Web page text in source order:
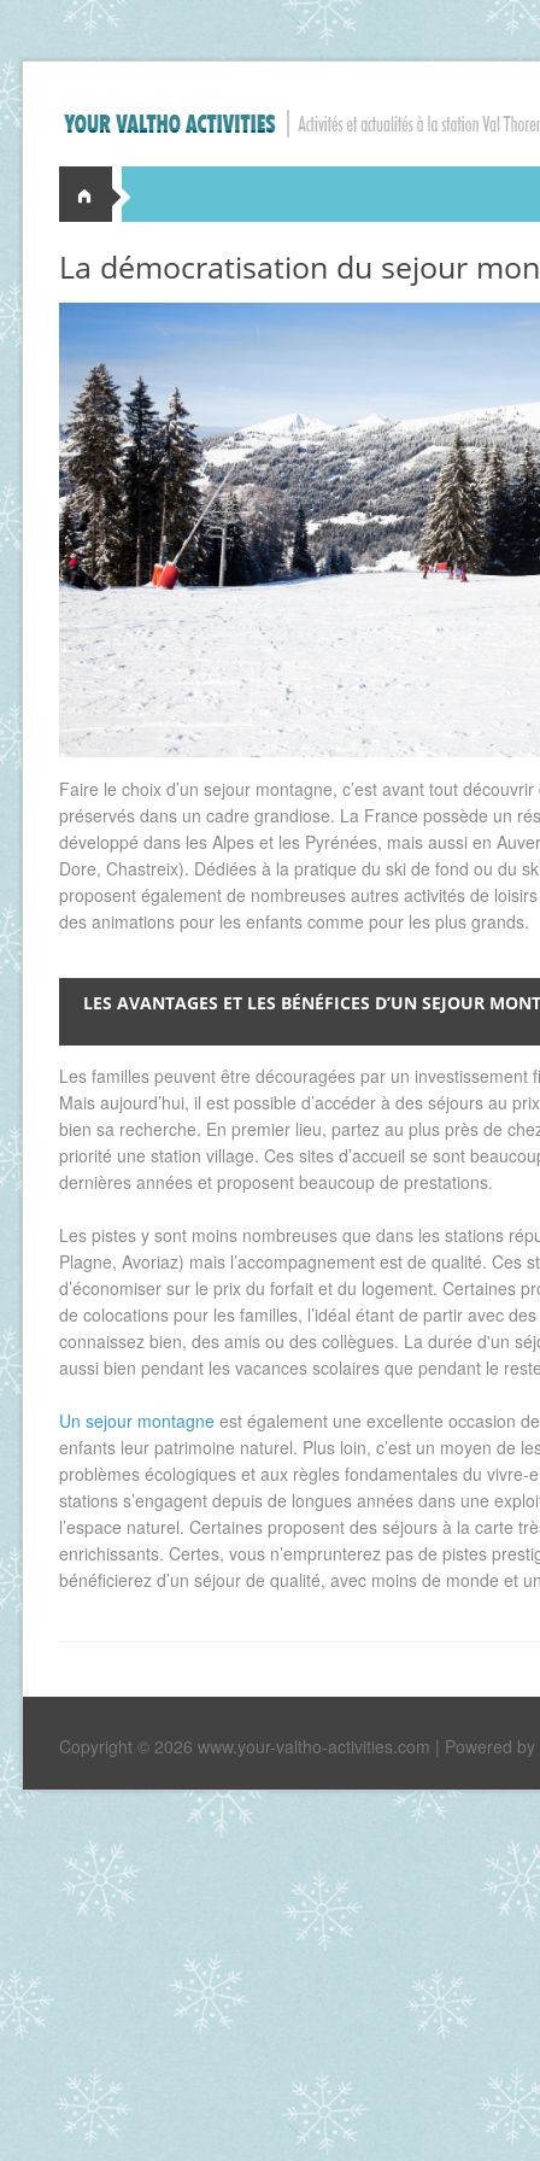
La démocratisation du sejour
Faire le choix d’un sejour montagne, c’est avant tout
préservés dans un cadre grandiose. La France possède un
développé dans les Alpes et les Pyrénées, mais aussi en
Dore, Chastreix). Dédiées à la pratique du ski de fond ou du
proposent également de nombreuses autres activités de
des animations pour les enfants comme pour les plus grands.
LES AVANTAGES ET LES BÉNÉFICES D’UN SEJOUR
Les familles peuvent être découragées par un investissement
Mais aujourd’hui, il est possible d’accéder à des séjours au
bien sa recherche. En premier lieu, partez au plus près de
priorité une station village. Ces sites d’accueil se sont
dernières années et proposent beaucoup de prestations.
Les pistes y sont moins nombreuses que dans les stations
Plagne, Avoriaz) mais l’accompagnement est de qualité. Ces
d’économiser sur le prix du forfait et du logement. Certaines
de colocations pour les familles, l’idéal étant de partir avec
connaissez bien, des amis ou des collègues. La durée d'un
aussi bien pendant les vacances scolaires que pendant le
Un sejour montagne est également une excellente occasion
enfants leur patrimoine naturel. Plus loin, c’est un moyen de
problèmes écologiques et aux règles fondamentales du vivre-
stations s’engagent depuis de longues années dans une
l’espace naturel. Certaines proposent des séjours à la carte
enrichissants. Certes, vous n’emprunterez pas de pistes
bénéficierez d’un séjour de qualité, avec moins de monde et
Copyright © 2026 www.your-valtho-activities.com | Powered